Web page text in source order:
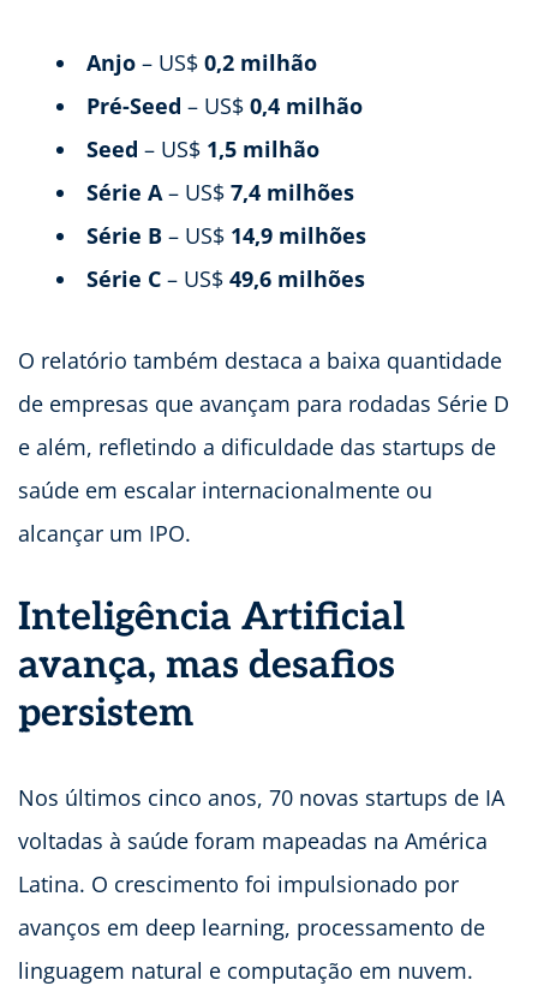
Anjo – US$ 0,2 milhão
Pré-Seed – US$ 0,4 milhão
Seed – US$ 1,5 milhão
Série A – US$ 7,4 milhões
Série B – US$ 14,9 milhões
Série C – US$ 49,6 milhões
O relatório também destaca a baixa quantidade
de empresas que avançam para rodadas Série D
e além, refletindo a dificuldade das startups de
saúde em escalar internacionalmente ou
alcançar um IPO.
Inteligência Artificial
avança, mas desafios
persistem
Nos últimos cinco anos, 70 novas startups de IA
voltadas à saúde foram mapeadas na América
Latina. O crescimento foi impulsionado por
avanços em deep learning, processamento de
linguagem natural e computação em nuvem.